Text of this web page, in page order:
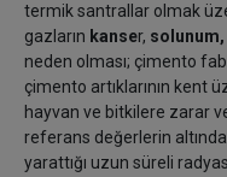
termik santrallar olmak
gazların kanser, solunum,
neden olması; çimento
çimento artıklarının kent
hayvan ve bitkilere zarar
referans değerlerin
yarattığı uzun süreli